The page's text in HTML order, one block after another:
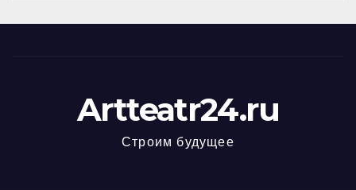
Artteatr24.ru
Строим будущее